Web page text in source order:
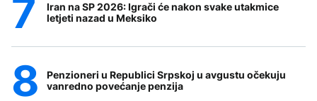
Iran na SP 2026: Igrači će nakon svake utakmice
letjeti nazad u Meksiko
Penzioneri u Republici Srpskoj u avgustu očekuju
vanredno povećanje penzija